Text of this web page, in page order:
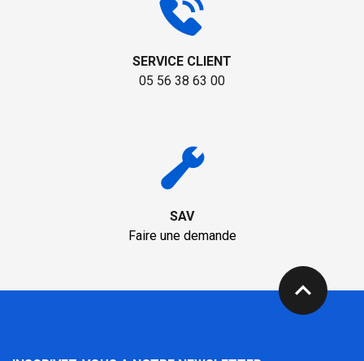
SERVICE CLIENT
05 56 38 63 00
SAV
Faire une demande
expand_less